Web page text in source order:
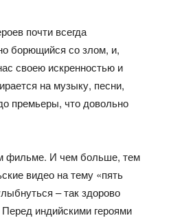
почти всегда
борющийся со злом, и,
своею искренностью и
на музыку, песни,
премьеры, что довольно
фильме. И чем больше, тем
видео на тему «пять
– так здорово
индийскими героями